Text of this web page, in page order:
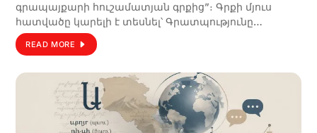
գրապայքարի հուշամատյան գրքից”։ Գրքի մյուս
հատվածը կարելի է տեսնել՝ Գրատպությունը…
READ MORE